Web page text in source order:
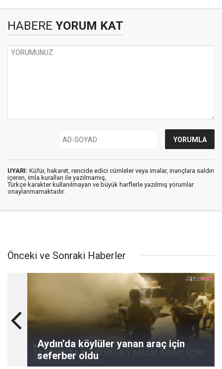
HABERE YORUM KAT
UYARI: Küfür, hakaret, rencide edici cümleler veya imalar, inançlara saldırı
içeren, imla kuralları ile yazılmamış,
Türkçe karakter kullanılmayan ve büyük harflerle yazılmış yorumlar
onaylanmamaktadır.
Önceki ve Sonraki Haberler
Aydın’da köylüler yanan araç için
seferber oldu